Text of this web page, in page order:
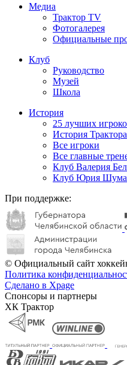
Медиа
Трактор TV
Фотогалерея
Официальные
Клуб
Руководство
Музей
Школа
История
25 лучших
История Трактора
Все игроки
Все главные
Клуб Валерия
Клуб Юрия
При поддержке:
© Официальный сайт
Политика
Сделано в Xpage
Спонсоры и партнеры
ХК Трактор